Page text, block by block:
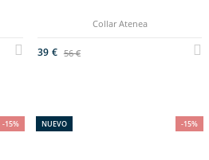
Collar Atenea
39 € 56 €
-15% -15%
NUEVO